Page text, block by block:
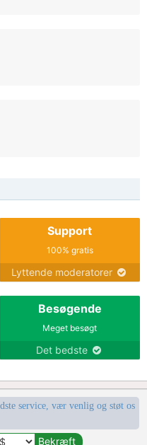
Support
100% gratis
Lyttende moderatorer
Besøgende
Meget besøgt
Det bedste
service, vær venlig og støt os